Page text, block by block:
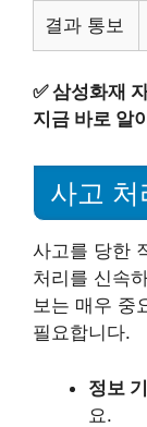
결과 통보
✅삼성화재
지금 바로 알
사고 처
사고를 당한
처리를 신속
보는 매우 중
필요합니다.
정보
요.